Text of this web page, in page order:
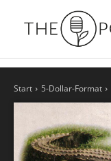
Start 5-Dollar-Format